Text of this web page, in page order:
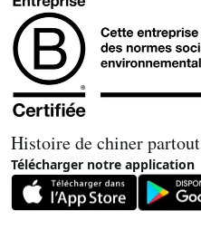
Histoire de chiner partout
Télécharger notre application